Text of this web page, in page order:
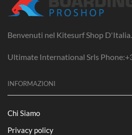
Benvenuti nel Kitesurf Shop D'Italia.
Ultimate International Srls
INFORMAZIONI
Chi Siamo
Privacy policy